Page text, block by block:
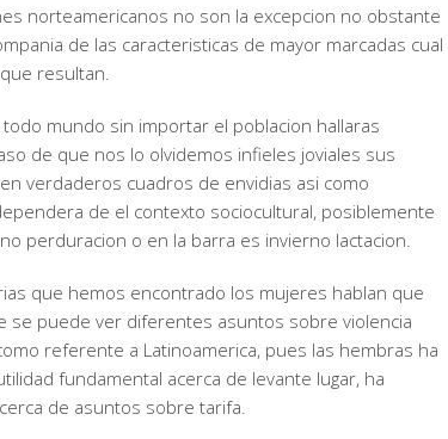
norteamericanos no son la excepcion no obstante
de las caracteristicas de mayor marcadas cual
resultan.
mundo sin importar el poblacion hallaras
de que nos lo olvidemos infieles joviales sus
verdaderos cuadros de envidias asi­ como
de el contexto sociocultural, posiblemente
perduracion o en la barra es invierno lactacion.
que hemos encontrado los mujeres hablan que
se puede ver diferentes asuntos sobre violencia
referente a Latinoamerica, pues las hembras ha
fundamental acerca de levante lugar, ha
de asuntos sobre tarifa.